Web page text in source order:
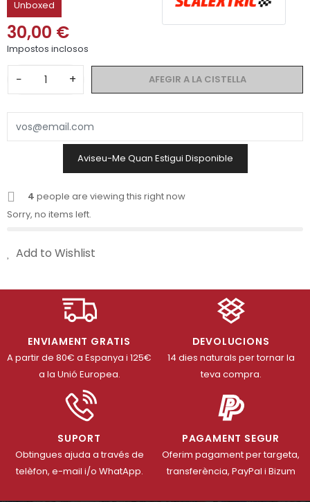
Unboxed
30,00 €
Impostos inclosos
− + AFEGIR A LA CISTELLA
Aviseu-Me Quan Estigui Disponible
4 people are viewing this right now
Sorry, no items left.
Add to Wishlist
ENVIAMENT GRATIS
A partir de 80€ a Espanya i 125€
a la Unió Europea.
DEVOLUCIONS
14 dies naturals per tornar la
teva compra.
SUPORT
Obtingues ajuda a través de
telèfon, e-mail i/o WhatApp.
PAGAMENT SEGUR
Oferim pagament per targeta,
transferència, PayPal i Bizum